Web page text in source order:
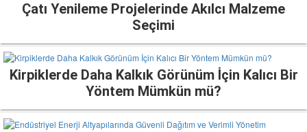
Çatı Yenileme Projelerinde Akılcı Malzeme
Seçimi
Kirpiklerde Daha Kalkık Görünüm İçin Kalıcı Bir
Yöntem Mümkün mü?